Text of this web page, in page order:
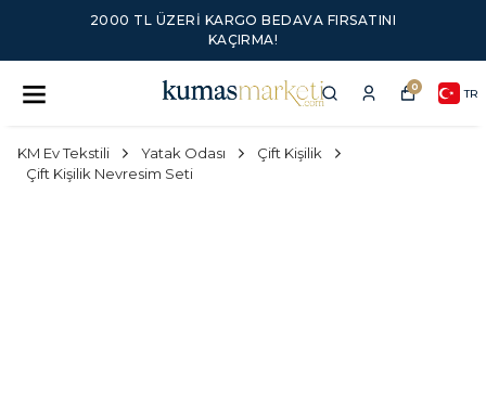
2000 TL ÜZERI KARGO BEDAVA FIRSATINI
KAÇIRMA!
0 TR
KM Ev Tekstili Yatak Odası
Çift Kişilik
Çift Kişilik Nevresim Seti